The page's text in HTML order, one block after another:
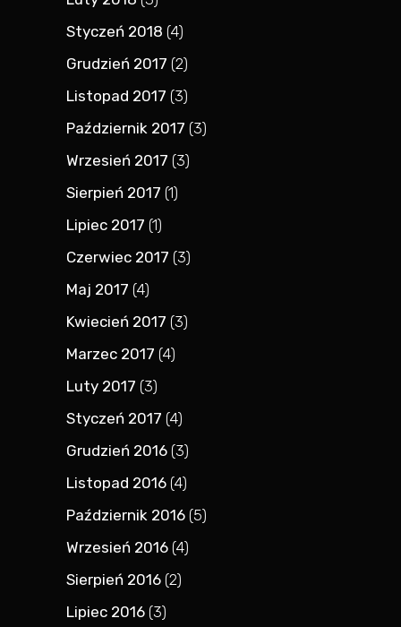
Styczeń 2018 (4)
Grudzień 2017 (2)
Listopad 2017 (3)
Październik 2017 (3)
Wrzesień 2017 (3)
Sierpień 2017 (1)
Lipiec 2017 (1)
Czerwiec 2017 (3)
Maj 2017 (4)
Kwiecień 2017 (3)
Marzec 2017 (4)
Luty 2017 (3)
Styczeń 2017 (4)
Grudzień 2016 (3)
Listopad 2016 (4)
Październik 2016 (5)
Wrzesień 2016 (4)
Sierpień 2016 (2)
Lipiec 2016 (3)